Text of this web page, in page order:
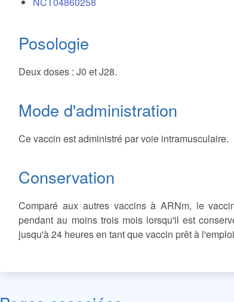
Posologie
Deux doses : J0 et J28.
Mode d'administration
Ce vaccin est administré par voie intramusculaire.
Conservation
Comparé aux autres vaccins à ARNm, le
pendant au moins trois mois lorsqu'il est
jusqu'à 24 heures en tant que vaccin prêt à